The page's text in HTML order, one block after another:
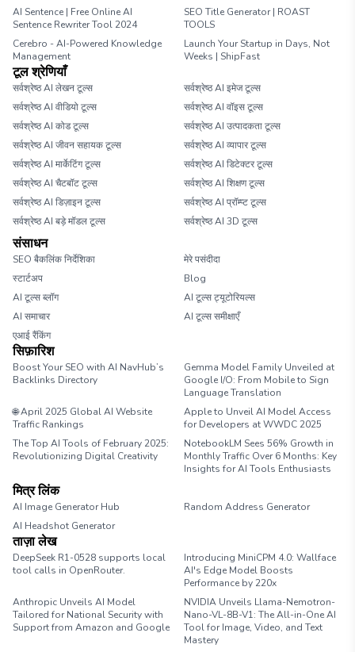
AI Sentence | Free Online AI
Sentence Rewriter Tool 2024
SEO Title Generator | ROAST
TOOLS
Cerebro - AI-Powered Knowledge
Management
Launch Your Startup in Days, Not
Weeks | ShipFast
टूल श्रेणियाँ
सर्वश्रेष्ठ AI लेखन टूल्स
सर्वश्रेष्ठ AI इमेज टूल्स
सर्वश्रेष्ठ AI वीडियो टूल्स
सर्वश्रेष्ठ AI वॉइस टूल्स
सर्वश्रेष्ठ AI कोड टूल्स
सर्वश्रेष्ठ AI उत्पादकता टूल्स
सर्वश्रेष्ठ AI जीवन सहायक टूल्स
सर्वश्रेष्ठ AI व्यापार टूल्स
सर्वश्रेष्ठ AI मार्केटिंग टूल्स
सर्वश्रेष्ठ AI डिटेक्टर टूल्स
सर्वश्रेष्ठ AI चैटबॉट टूल्स
सर्वश्रेष्ठ AI शिक्षण टूल्स
सर्वश्रेष्ठ AI डिज़ाइन टूल्स
सर्वश्रेष्ठ AI प्रॉम्प्ट टूल्स
सर्वश्रेष्ठ AI बड़े मॉडल टूल्स
सर्वश्रेष्ठ AI 3D टूल्स
संसाधन
SEO बैकलिंक निर्देशिका
मेरे पसंदीदा
स्टार्टअप
Blog
AI टूल्स ब्लॉग
AI टूल्स ट्यूटोरियल्स
AI समाचार
AI टूल्स समीक्षाएँ
एआई रैंकिंग
सिफ़ारिश
Boost Your SEO with AI NavHub’s
Backlinks Directory
Gemma Model Family Unveiled at
Google I/O: From Mobile to Sign
Language Translation
🌐 April 2025 Global AI Website
Traffic Rankings
Apple to Unveil AI Model Access
for Developers at WWDC 2025
The Top AI Tools of February 2025:
Revolutionizing Digital Creativity
NotebookLM Sees 56% Growth in
Monthly Traffic Over 6 Months: Key
Insights for AI Tools Enthusiasts
मित्र लिंक
AI Image Generator Hub
Random Address Generator
AI Headshot Generator
ताज़ा लेख
DeepSeek R1-0528 supports local
tool calls in OpenRouter.
Introducing MiniCPM 4.0: Wallface
AI's Edge Model Boosts
Performance by 220x
Anthropic Unveils AI Model
Tailored for National Security with
Support from Amazon and Google
NVIDIA Unveils Llama-Nemotron-
Nano-VL-8B-V1: The All-in-One AI
Tool for Image, Video, and Text
Mastery